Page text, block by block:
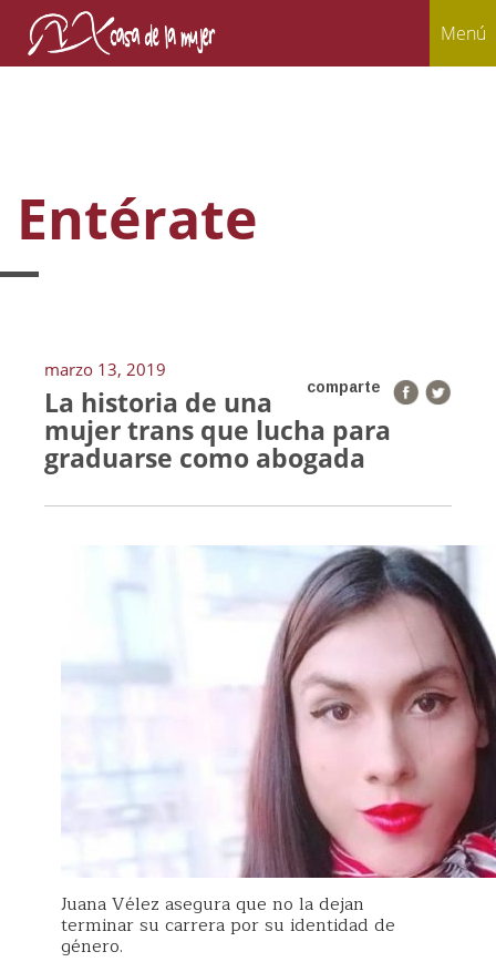
Menú
Entérate
marzo 13, 2019
comparte
La historia de una
mujer trans que lucha para
graduarse como abogada
Juana Vélez asegura que no la dejan
terminar su carrera por su identidad de
género.